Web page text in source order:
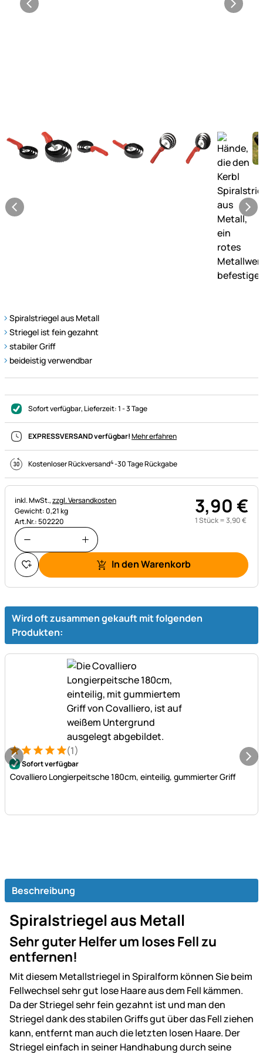
Spiralstriegel aus Metall
Striegel ist fein gezahnt
stabiler Griff
beideistig verwendbar
Sofort verfügbar, Lieferzeit:1 - 3 Tage
EXPRESSVERSAND verfügbar!Mehr erfahren
Kostenloser Rückversand4-30 Tage Rückgabe
Steuerhinweis:
inkl. MwSt.,zzgl. Versandkosten
Gewicht: 0,21 kg
Art.Nr.: 502220
3,90€
1 Stück =3,90€
In den Warenkorb
Wird oft zusammen gekauft mit folgenden
Produkten:
Bewertung: 5 von 5 (1 Bewertungen)
1 Bewertung (1)
Sofort verfügbar
Covalliero Longierpeitsche 180cm, einteilig, gummierter Griff
Beschreibung
Spiralstriegel aus Metall
Sehr guter Helfer um loses Fell zu
entfernen!
Mit diesem Metallstriegel in Spiralform können Sie beim
Fellwechsel sehr gut lose Haare aus dem Fell kämmen.
Da der Striegel sehr fein gezahnt ist und man den
Striegel dank des stabilen Griffs gut über das Fell ziehen
kann, entfernt man auch die letzten losen Haare. Der
Striegel einfach in seiner Handhabung durch seine